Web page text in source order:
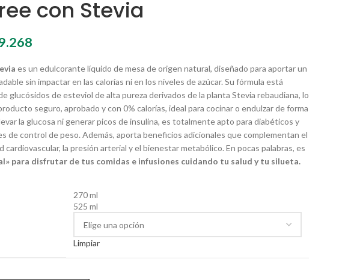
con Stevia
es un edulcorante líquido de mesa de origen natural, diseñado para aportar un
sin impactar en las calorías ni en los niveles de azúcar. Su fórmula está
glucósidos de esteviol de alta pureza derivados de la planta Stevia rebaudiana, lo
seguro, aprobado y con 0% calorías, ideal para cocinar o endulzar de forma
la glucosa ni generar picos de insulina, es totalmente apto para diabéticos y
de control de peso. Además, aporta beneficios adicionales que complementan el
cardiovascular, la presión arterial y el bienestar metabólico. En pocas palabras, es
para disfrutar de tus comidas e infusiones cuidando tu salud y tu silueta.
270 ml
525 ml
Limpiar